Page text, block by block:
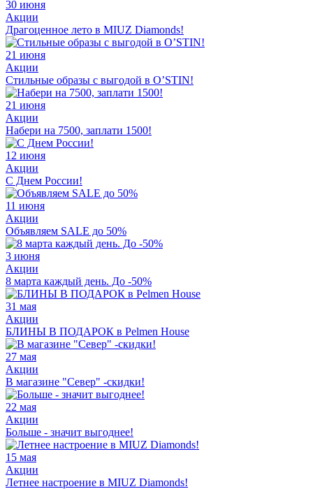
30 июня
Акции
Драгоценное лето в MIUZ Diamonds!
21 июня
Акции
Стильные образы с выгодой в O’STIN!
21 июня
Акции
Набери на 7500, заплати 1500!
12 июня
Акции
С Днем России!
11 июня
Акции
Объявляем SALE до 50%
3 июня
Акции
8 марта каждый день. До -50%
31 мая
Акции
БЛИНЫ В ПОДАРОК в Pelmen House
27 мая
Акции
В магазине "Север" -скидки!
22 мая
Акции
Больше - значит выгоднее!
15 мая
Акции
Летнее настроение в MIUZ Diamonds!